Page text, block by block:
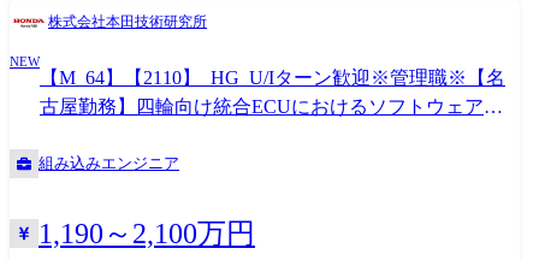
ドの一貫性を守り、社内外のステークホルダーとの協働を通じて、ブラ
ランド体験を設計・推進するポジションです。 媒体を問わずクリエイテ
ィブの方向性を定めつつ、自らも手を動かしながら、社内外のメンバー
と協働してブランドを形づくります。 【担当する業務の例】 ・ブランド
会社のミッション・ビジョンに沿ったメッセージ性の高いコンテンツ制
ト、採用資料、Webコンテンツなどの企画・デザイン・ディレクション
・イベントクリエイティブの開発(キービジュアル制作、会場装飾のコン
株式会社本田技術研究所
NEW
【M_64】【2110】_HG_U/Iターン歓迎※管理職※【名
古屋勤務】四輪向け統合ECUにおけるソフトウェアプ
ン
組み込みエンジニア
1,190～2,100万円